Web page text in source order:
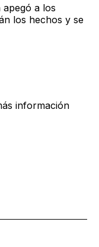
a los
los hechos y se
información